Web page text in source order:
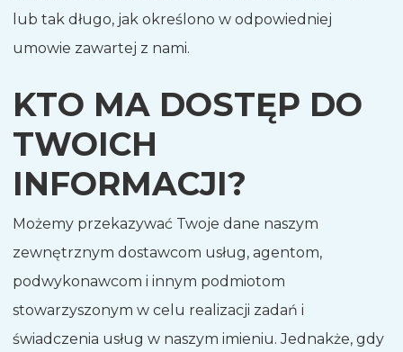
lub tak długo, jak określono w odpowiedniej
umowie zawartej z nami.
KTO MA DOSTĘP DO
TWOICH
INFORMACJI?
Możemy przekazywać Twoje dane naszym
zewnętrznym dostawcom usług, agentom,
podwykonawcom i innym podmiotom
stowarzyszonym w celu realizacji zadań i
świadczenia usług w naszym imieniu. Jednakże, gdy